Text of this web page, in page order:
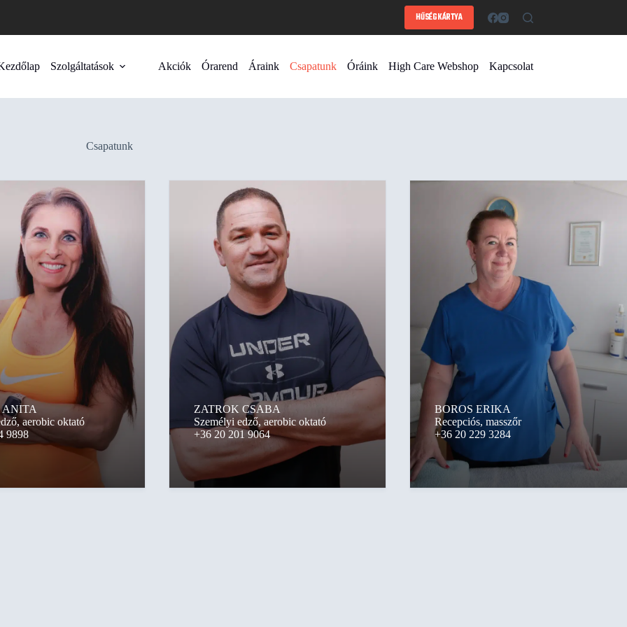
HŰSÉGKÁRTYA
Szolgáltatások Akciók Órarend Áraink Csapatunk Óráink High Care Webshop Kapcsolat
Csapatunk
aerobic oktató
9898
ZATROK CSABA
Személyi edző, aerobic oktató
+36 20 201 9064
BOROS ERIKA
Recepciós, masszőr
+36 20 229 3284